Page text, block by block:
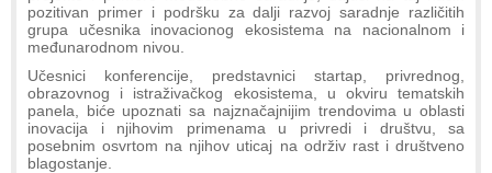
pozitivan primer i podršku za dalji razvoj saradnje različitih
grupa učesnika inovacionog ekosistema na nacionalnom i
međunarodnom nivou.
Učesnici konferencije, predstavnici startap, privrednog,
obrazovnog i istraživačkog ekosistema, u okviru tematskih
panela, biće upoznati sa najznačajnijim trendovima u oblasti
inovacija i njihovim primenama u privredi i društvu, sa
posebnim osvrtom na njihov uticaj na održiv rast i društveno
blagostanje.